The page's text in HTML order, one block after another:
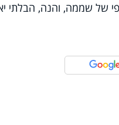
של שממה, והנה, הבלתי